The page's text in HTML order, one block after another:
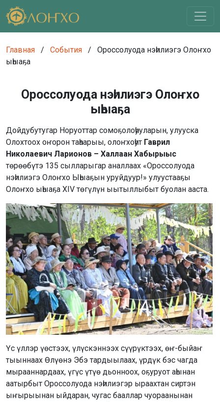
Главная / События /
Ороссолуода нэһилиэгэ Олоҥхо
ыһыаҕа
Ороссолуода нэһилиэгэ Олоҥхо
ыһыаҕа
Дойдубутугар Норуоттар сомоҕолоһууларын, улууска
Олохтоох оҥорон таһаарыы, олоҥхоһут Гаврил
Николаевич Ларионов – Халлаан Хабырыыс
төрөөбүтэ 135 сылларыгар аналлаах «Ороссолуода
нэһилиэгэ Олоҥхо Ыһыаҕын уруйдуур!» улуустааҕы
Олоҥхо ыһыаҕа XIV төгүлүн ыытыллыбыт буолан ааста.
Үс үллэр үөстээх, үлүскэннээх сүүрүктээх, өҥ-быйаҥ
тыыннаах Өлүөнэ Эбэ тардыылаах, үрдүк бэс чагда
мырааннардаах, үгүс үтүө дьонноох, оҕуруот аһынан
аатырбыт Ороссолуода нэһилиэгэр ыраахтан сиртэн
ыҥырыынан ыйдаран, чугас бааллар чуораанынан